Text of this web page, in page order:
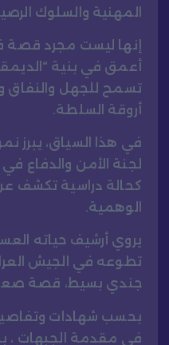
المهنية والسلوك
إنها ليست مجرد قصة
أعمق في بنية
تسمح للجهل والنفاق
أروقة السلطة.
في هذا السياق، يبرز
لجنة الأمن والدفاع
كحالة دراسية تكشف
الوهمية.
يروي أرشيف حياته
جندي بسيط، قصة
بحسب شهادات
في مقدمة الجبهات ،